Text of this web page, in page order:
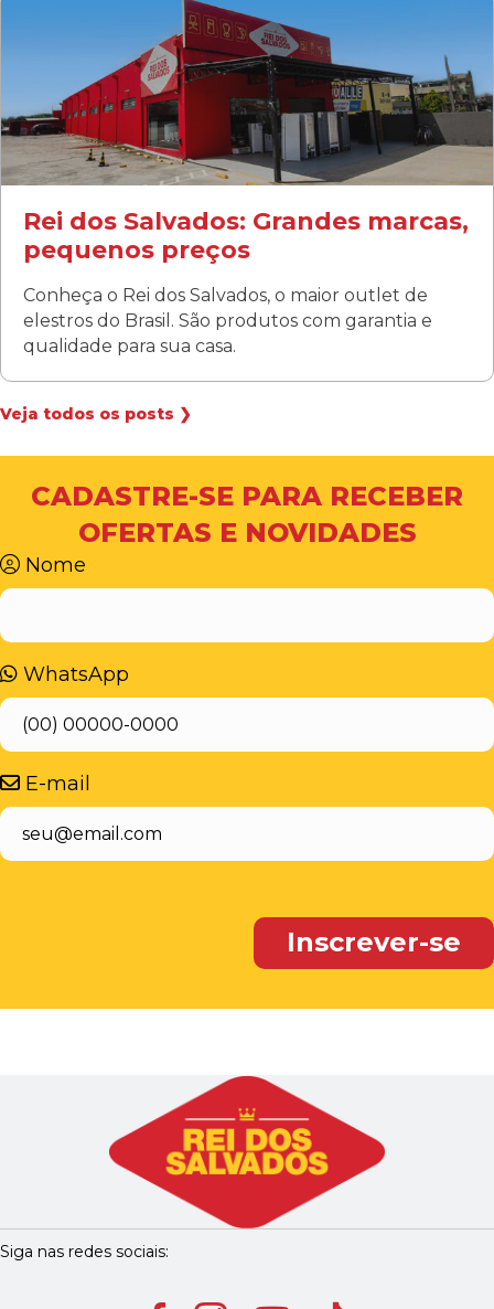
Rua Albino Beatriz, 100 - Fanny, Curitiba –PR
Segunda a sábado: 09h00 às 19h00
Domingo: FECHADA
ÚLTIMOS DIAS DE LIQUIDAÇÃO!
(41) 3411-1754
(41) 99249-4620
Rei dos Salvados: Grandes marcas,
pequenos preços
Conheça o Rei dos Salvados, o maior outlet de
elestros do Brasil. São produtos com garantia e
qualidade para sua casa.
Veja todos os posts ❯
CADASTRE-SE PARA RECEBER
OFERTAS E NOVIDADES
Nome
WhatsApp
E-mail
Siga nas redes sociais: